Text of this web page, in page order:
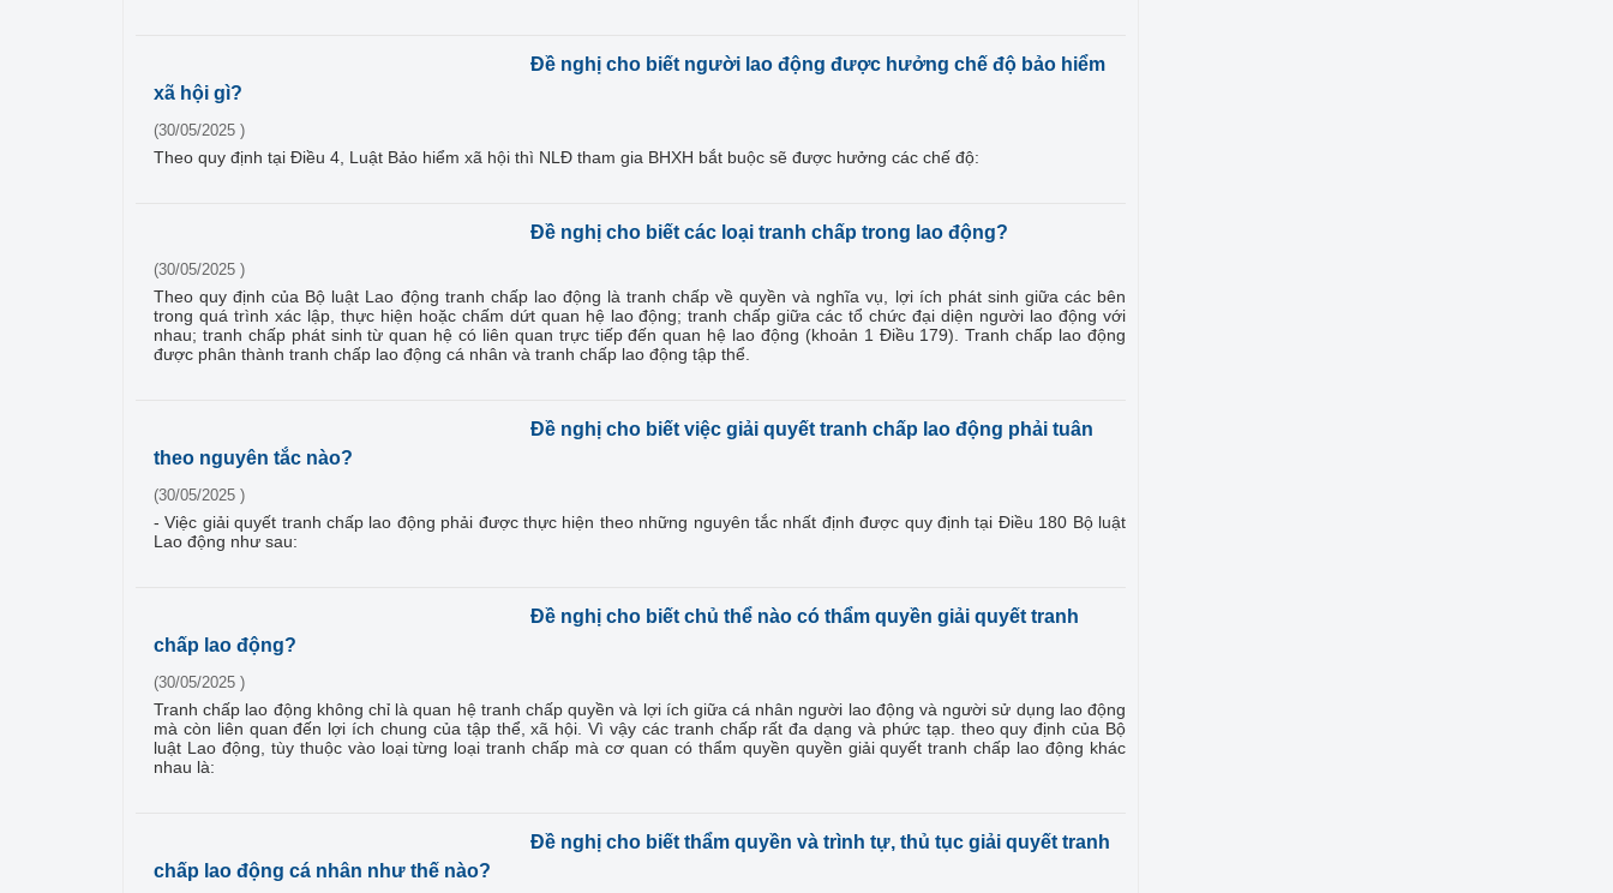
Đề nghị cho biết người lao động được hưởng chế độ bảo hiểm
xã hội gì?
(30/05/2025 )
Theo quy định tại Điều 4, Luật Bảo hiểm xã hội thì NLĐ tham gia BHXH bắt buộc sẽ được hưởng các chế độ:
Đề nghị cho biết các loại tranh chấp trong lao động?
(30/05/2025 )
Theo quy định của Bộ luật Lao động tranh chấp lao động là tranh chấp về quyền và nghĩa vụ, lợi ích phát sinh giữa các bên
trong quá trình xác lập, thực hiện hoặc chấm dứt quan hệ lao động; tranh chấp giữa các tổ chức đại diện người lao động với
nhau; tranh chấp phát sinh từ quan hệ có liên quan trực tiếp đến quan hệ lao động (khoản 1 Điều 179). Tranh chấp lao động
được phân thành tranh chấp lao động cá nhân và tranh chấp lao động tập thể.
Đề nghị cho biết việc giải quyết tranh chấp lao động phải tuân
theo nguyên tắc nào?
(30/05/2025 )
- Việc giải quyết tranh chấp lao động phải được thực hiện theo những nguyên tắc nhất định được quy định tại Điều 180 Bộ luật
Lao động như sau:
Đề nghị cho biết chủ thể nào có thẩm quyền giải quyết tranh
chấp lao động?
(30/05/2025 )
Tranh chấp lao động không chỉ là quan hệ tranh chấp quyền và lợi ích giữa cá nhân người lao động và người sử dụng lao động
mà còn liên quan đến lợi ích chung của tập thể, xã hội. Vì vậy các tranh chấp rất đa dạng và phức tạp. theo quy định của Bộ
luật Lao động, tùy thuộc vào loại từng loại tranh chấp mà cơ quan có thẩm quyền quyền giải quyết tranh chấp lao động khác
nhau là:
Đề nghị cho biết thẩm quyền và trình tự, thủ tục giải quyết tranh
chấp lao động cá nhân như thế nào?